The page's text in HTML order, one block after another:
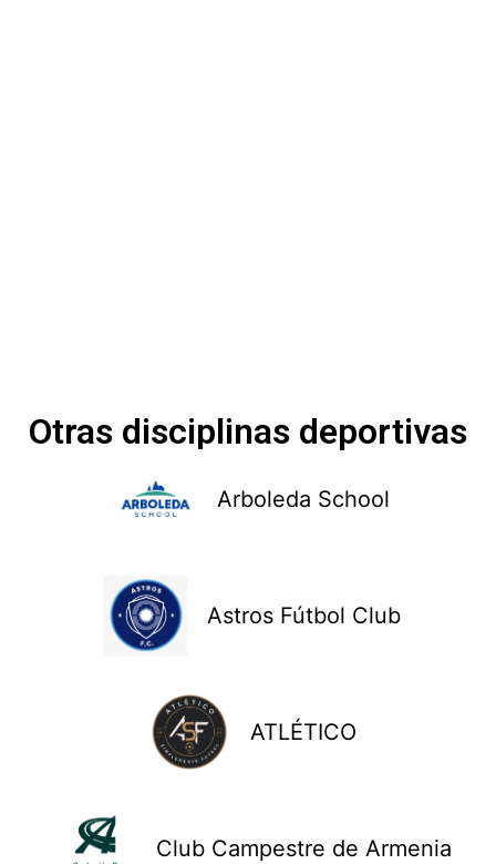
Otras disciplinas deportivas
Arboleda School
Astros Fútbol Club
ATLÉTICO
Club Campestre de Armenia